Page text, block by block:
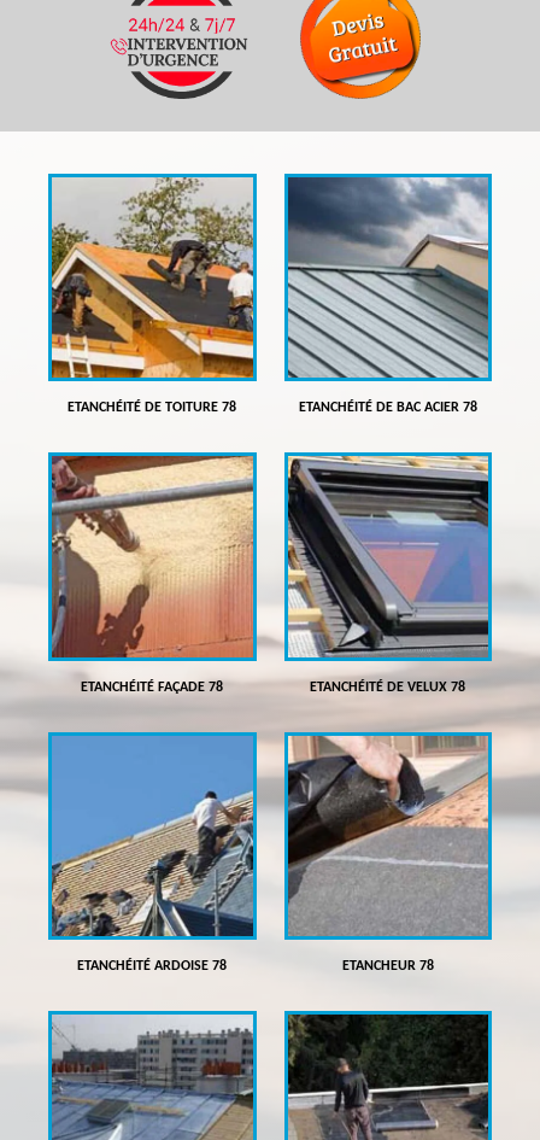
ETANCHÉITÉ DE TOITURE 78 ETANCHÉITÉ DE BAC ACIER 78
ETANCHÉITÉ FAÇADE 78 ETANCHÉITÉ DE VELUX 78
ETANCHÉITÉ ARDOISE 78 ETANCHEUR 78